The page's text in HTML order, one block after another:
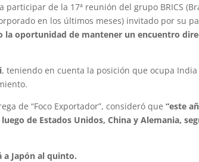
participar de la 17ª reunión del grupo BRICS
en los últimos meses) invitado por su
la oportunidad de mantener un encuentro
, teniendo en cuenta la posición que ocupa
de “Foco Exportador”, consideró que“este
de Estados Unidos, China y Alemania,
a Japón al quinto.